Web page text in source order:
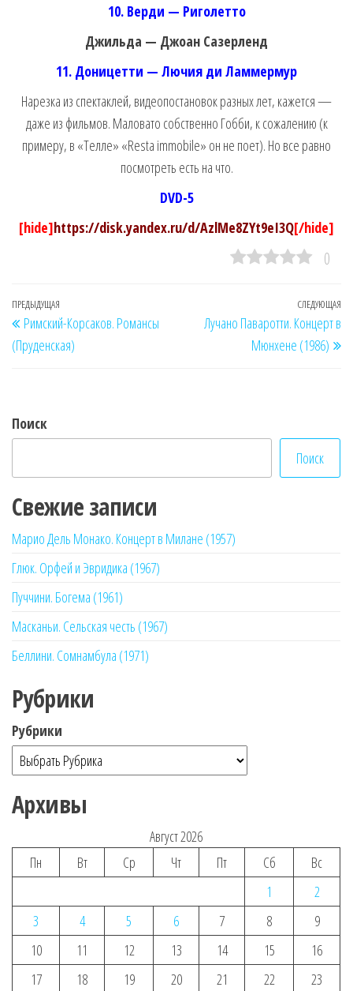
10. Верди — Риголетто
Джильда — Джоан Сазерленд
11. Доницетти — Лючия ди Ламмермур
Нарезка из спектаклей, видеопостановок разных лет, кажется —
даже из фильмов. Маловато собственно Гобби, к сожалению (к
примеру, в «Телле» «Resta immobile» он не поет). Но все равно
посмотреть есть на что.
DVD-5
[hide]https://disk.yandex.ru/d/AzlMe8ZYt9eI3Q[/hide]
0
Навигация
по
записям
Предыдущая
запись
ПРЕДЫДУЩАЯ
Римский-Корсаков. Романсы
(Пруденская)
СЛЕДУЮЩАЯ
Лучано Паваротти. Концерт в
Мюнхене (1986)
Поиск
Поиск
Свежие записи
Марио Дель Монако. Концерт в Милане (1957)
Глюк. Орфей и Эвридика (1967)
Пуччини. Богема (1961)
Масканьи. Сельская честь (1967)
Беллини. Сомнамбула (1971)
Рубрики
Рубрики
Архивы
Август 2026
Пн
Вт Ср Чт Пт Сб
Вс
1
2
3
4 5 6 7 8
9
10
11 12 13 14 15
16
17
18 19 20 21 22
23